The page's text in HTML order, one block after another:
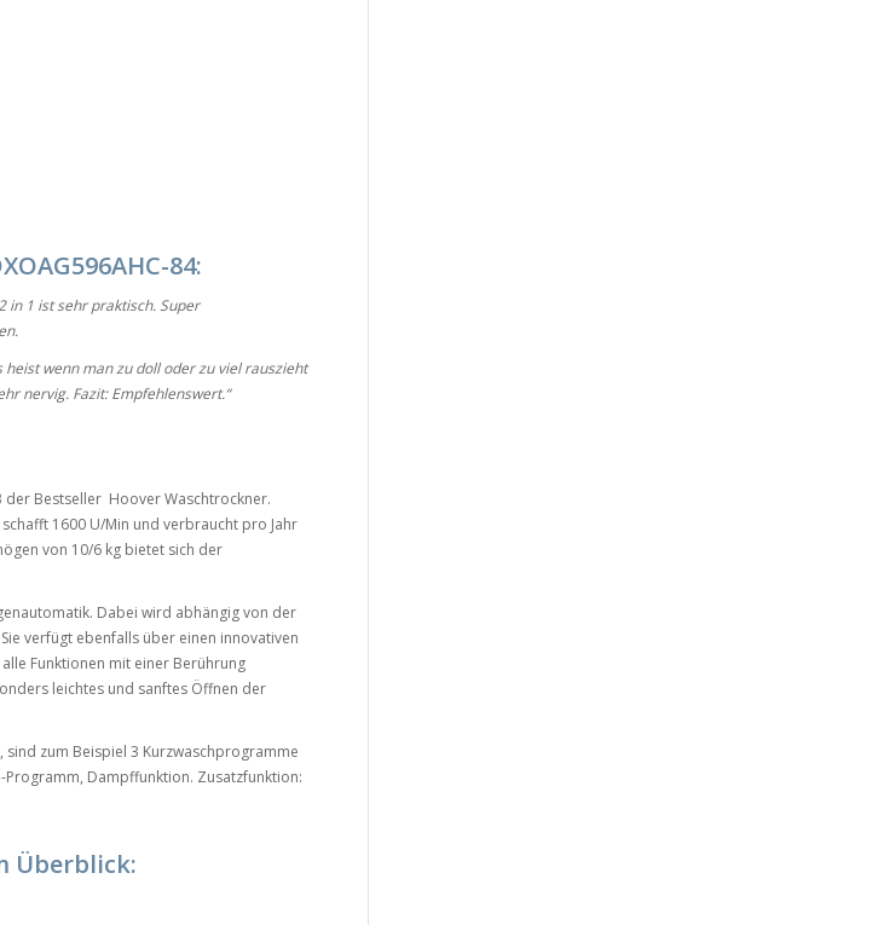
84:
in 1 ist sehr praktisch. Super
wenn man zu doll oder zu viel rauszieht
nervig. Fazit: Empfehlenswert.“
der Bestseller Hoover Waschtrockner.
1600 U/Min und verbraucht pro Jahr
von 10/6 kg bietet sich der
Dabei wird abhängig von der
verfügt ebenfalls über einen innovativen
Funktionen mit einer Berührung
leichtes und sanftes Öffnen der
sind zum Beispiel 3 Kurzwaschprogramme
Programm, Dampffunktion. Zusatzfunktion:
Überblick: